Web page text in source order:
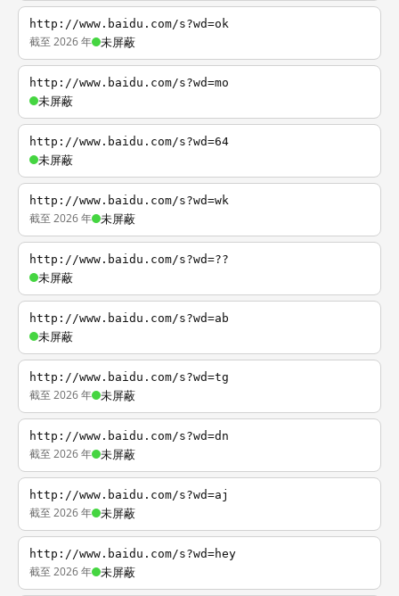
http://www.baidu.com/s?wd=ok
截至 2026 年 未屏蔽
http://www.baidu.com/s?wd=mo
未屏蔽
http://www.baidu.com/s?wd=64
未屏蔽
http://www.baidu.com/s?wd=wk
截至 2026 年 未屏蔽
http://www.baidu.com/s?wd=??
未屏蔽
http://www.baidu.com/s?wd=ab
未屏蔽
http://www.baidu.com/s?wd=tg
截至 2026 年 未屏蔽
http://www.baidu.com/s?wd=dn
截至 2026 年 未屏蔽
http://www.baidu.com/s?wd=aj
截至 2026 年 未屏蔽
http://www.baidu.com/s?wd=hey
截至 2026 年 未屏蔽